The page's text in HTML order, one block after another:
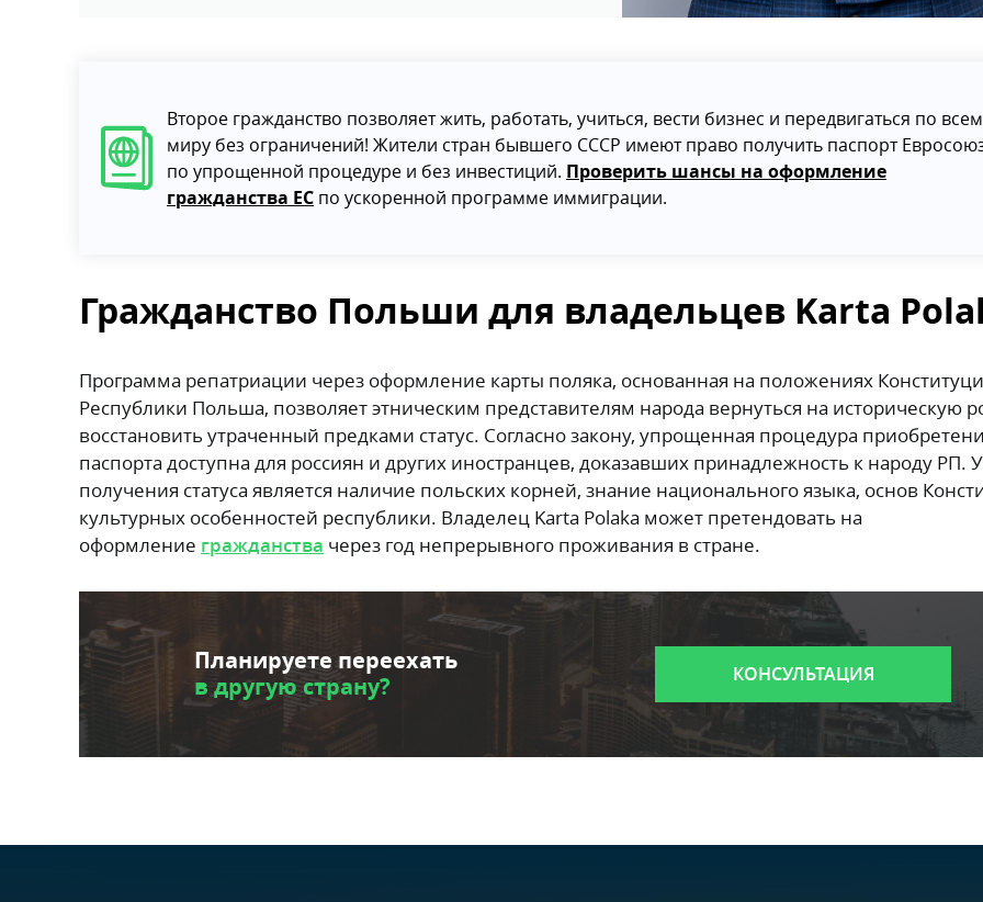
Второе гражданство позволяет жить, работать, учиться, вести бизнес и передвигаться по
миру без ограничений! Жители стран бывшего СССР имеют право получить паспорт
по упрощенной процедуре и без инвестиций. Проверить шансы на оформление
гражданства ЕС по ускоренной программе иммиграции.
Гражданство Польши для владельцев Karta
Программа репатриации через оформление карты поляка, основанная на положениях
Республики Польша, позволяет этническим представителям народа вернуться на историческую
восстановить утраченный предками статус. Согласно закону, упрощенная процедура
паспорта доступна для россиян и других иностранцев, доказавших принадлежность к народу РП.
получения статуса является наличие польских корней, знание национального языка, основ
культурных особенностей республики. Владелец Karta Polaka может претендовать на
оформление гражданства через год непрерывного проживания в стране.
Планируете переехать
в другую страну?
КОНСУЛЬТАЦИЯ